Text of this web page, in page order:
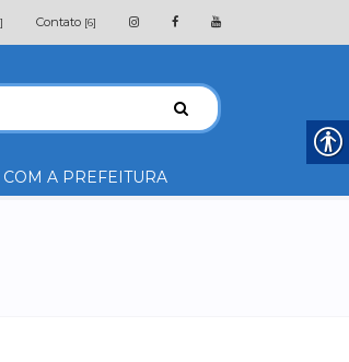
Contato [6]
COM A PREFEITURA